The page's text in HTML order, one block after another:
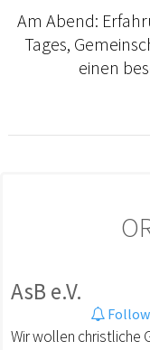
Am Abend:
Tages,
einen
AsB e.V.
Follow
Wir wollen christliche